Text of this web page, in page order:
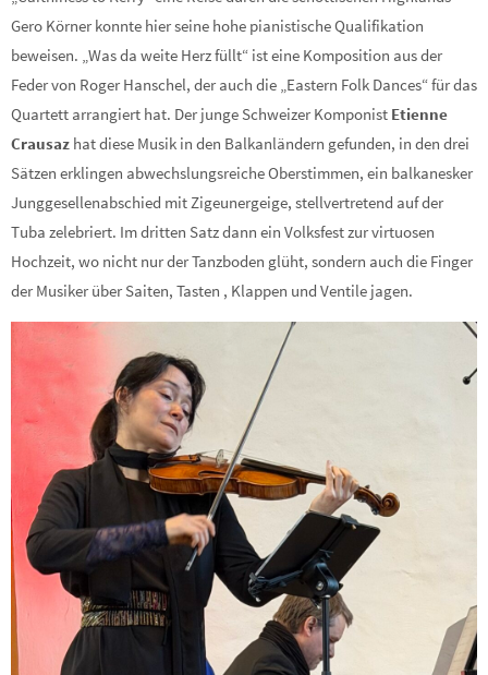
Gero Körner konnte hier seine hohe pianistische Qualifikation
beweisen. „Was da weite Herz füllt“ ist eine Komposition aus der
Feder von Roger Hanschel, der auch die „Eastern Folk Dances“ für das
Quartett arrangiert hat. Der junge Schweizer Komponist Etienne
Crausaz hat diese Musik in den Balkanländern gefunden, in den drei
Sätzen erklingen abwechslungsreiche Oberstimmen, ein balkanesker
Junggesellenabschied mit Zigeunergeige, stellvertretend auf der
Tuba zelebriert. Im dritten Satz dann ein Volksfest zur virtuosen
Hochzeit, wo nicht nur der Tanzboden glüht, sondern auch die Finger
der Musiker über Saiten, Tasten , Klappen und Ventile jagen.